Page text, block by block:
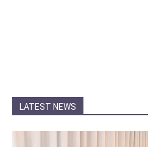
LATEST NEWS